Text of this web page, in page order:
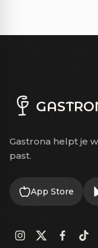
Gastrona helpt je
past.
App Store